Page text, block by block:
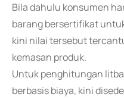
Bila dahulu konsumen
barang bersertifikat
kini nilai tersebut
kemasan produk.
Untuk penghitungan
berbasis biaya, kini